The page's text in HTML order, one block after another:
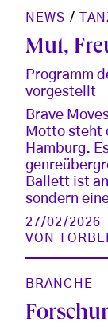
NEWS /
Mut,
Programm
vorgestellt
Brave
Motto steht
Hamburg.
Ballett ist
sondern
27/02/2026
VON
BRANCHE